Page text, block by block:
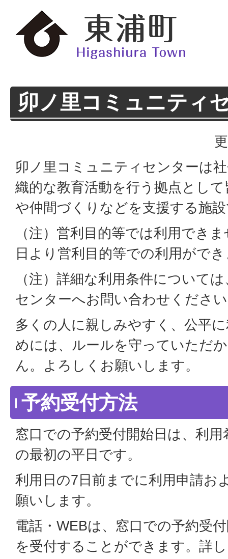
卯ノ里コミュニティ
卯ノ里コミュニティセンターは
織的な教育活動を行う拠点とし
や仲間づくりなどを支援する施
（注）営利目的等では利用でき
日より営利目的等での利用がで
（注）詳細な利用条件について
センターへお問い合わせくださ
多くの人に親しみやすく、公平
めには、ルールを守っていただ
ん。よろしくお願いします。
予約受付方法
窓口での予約受付開始日は、利
の最初の平日です。
利用日の7日前までに利用申請お
願いします。
電話・WEBは、窓口での予約受
を受付することができます。詳